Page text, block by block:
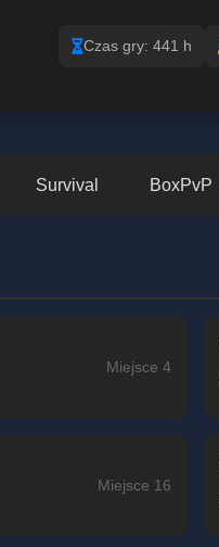
Czas gry: 441 h
Survival BoxPvP
Miejsce 4
Miejsce 16